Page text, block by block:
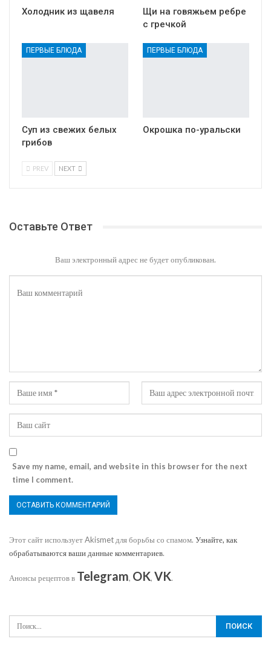
Холодник из щавеля
Щи на говяжьем ребре
с гречкой
ПЕРВЫЕ БЛЮДА
Суп из свежих белых
грибов
ПЕРВЫЕ БЛЮДА
Окрошка по-уральски
PREV NEXT
Оставьте Ответ
Ваш электронный адрес не будет опубликован.
Save my name, email, and website in this browser for the next
time I comment.
Этот сайт использует Akismet для борьбы со спамом. Узнайте, как
обрабатываются ваши данные комментариев.
Анонсы рецептов в Telegram, OK, VK.